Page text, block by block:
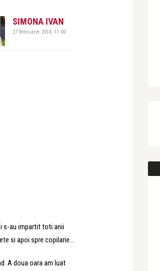
SIMONA IVAN
27 februarie 2014, 11:00
s-au impartit toti anii
si apoi spre copilarie…
A doua oara am luat